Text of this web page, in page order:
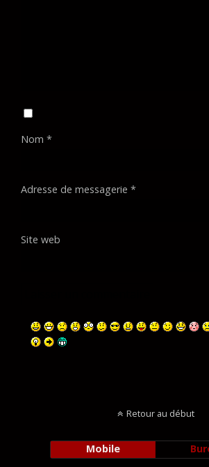
Nom *
Adresse de messagerie *
Site web
Retour au début
Mobile